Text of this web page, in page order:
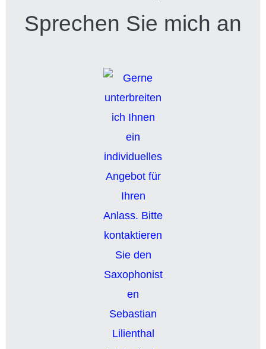
Sprechen Sie mich an